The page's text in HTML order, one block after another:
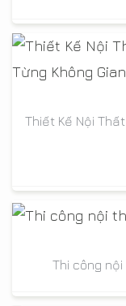
Thiết Kế Nội
Thi công